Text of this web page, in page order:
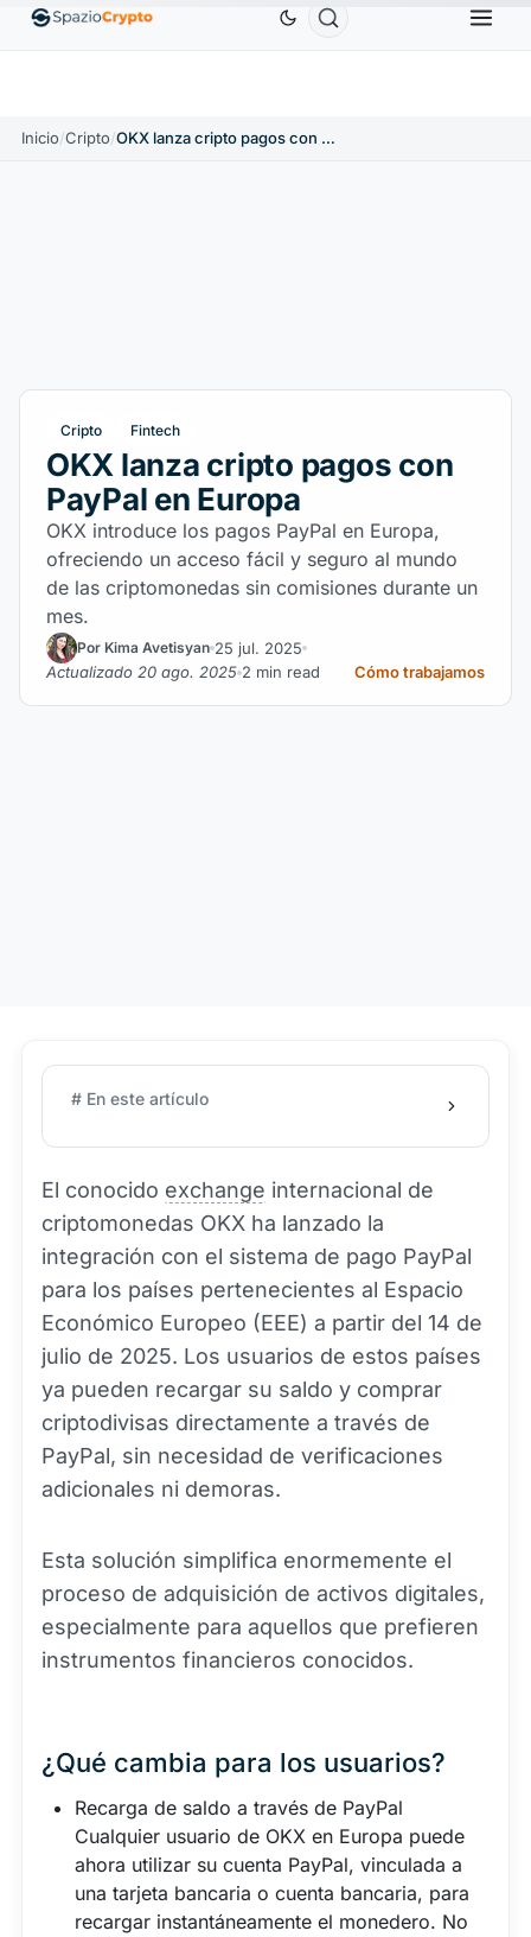
EthereumETH1880,58 US$ TetherUSDT ↑0.00%
Inicio/Cripto/ OKX lanza cripto pagos con PayPal en Europa
Cripto Fintech
OKX lanza cripto pagos con
PayPal en Europa
OKX introduce los pagos PayPal en Europa,
ofreciendo un acceso fácil y seguro al mundo
de las criptomonedas sin comisiones durante un
mes.
Por Kima Avetisyan 25 jul. 2025
Actualizado 20 ago. 2025 2 min read Cómo trabajamos
# En este artículo
El conocido exchange internacional de
criptomonedas OKX ha lanzado la
integración con el sistema de pago PayPal
para los países pertenecientes al Espacio
Económico Europeo (EEE) a partir del 14 de
julio de 2025. Los usuarios de estos países
ya pueden recargar su saldo y comprar
criptodivisas directamente a través de
PayPal, sin necesidad de verificaciones
adicionales ni demoras.
Esta solución simplifica enormemente el
proceso de adquisición de activos digitales,
especialmente para aquellos que prefieren
instrumentos financieros conocidos.
¿Qué cambia para los usuarios?
Recarga de saldo a través de PayPal
Cualquier usuario de OKX en Europa puede
ahora utilizar su cuenta PayPal, vinculada a
una tarjeta bancaria o cuenta bancaria, para
recargar instantáneamente el monedero. No